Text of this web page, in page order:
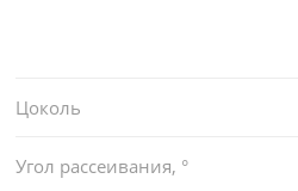
Цоколь
Угол рассеивания, °